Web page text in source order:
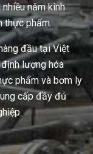
nhiều năm kinh
thực phẩm.
đầu tại Việt
lượng hóa
phẩm và bơm ly
cấp đầy đủ